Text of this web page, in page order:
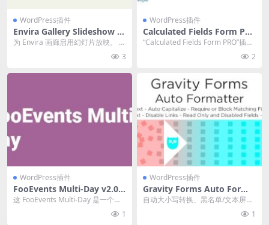
WordPress插件
Envira Gallery Slideshow 1.
3.9 附加组件下载
为 Envira 画廊启用幻灯片放映。 官
3
WordPress插件
Calculated Fields Form PR
O [Platinum] v5.1.118 动态
“Calculated Fields Form PRO”插件
2
WordPress插件
FooEvents Multi-Day v2.0.0
下载
这 FooEvents Multi-Day 是一个扩
1
WordPress插件
Gravity Forms Auto Forma
tter v2.8.71 wordpress插件
自动大小写转换、黑名单/文本屏
1